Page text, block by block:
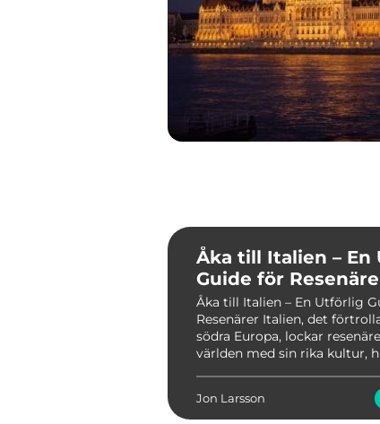
Åka till Italien – En
Guide för
Åka till Italien – En Utförlig
Resenärer Italien, det
södra Europa, lockar
världen med sin rika kultur,
kommer vi att utforska allt
Jon Larsson